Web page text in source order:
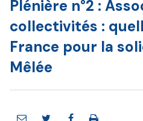
Plénière n°2 :
collectivités :
France pour la
Mêlée